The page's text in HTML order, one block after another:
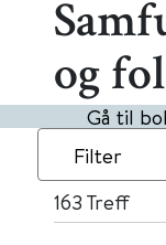
og
Gå til
Filter
163 Treff